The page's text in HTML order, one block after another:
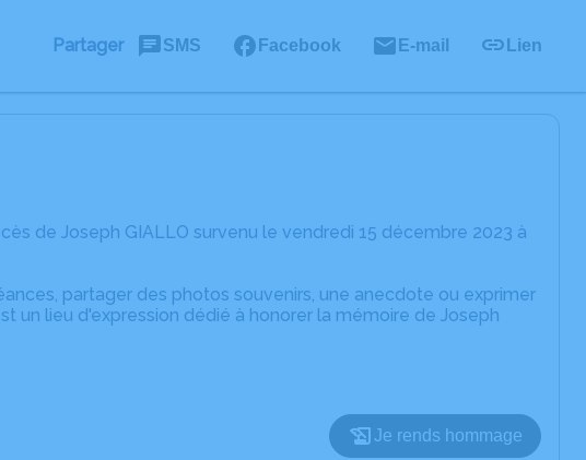
Partager SMS Facebook E-mail Lien
de Joseph GIALLO survenu le vendredi 15 décembre 2023 à
partager des photos souvenirs, une anecdote ou exprimer
un lieu d'expression dédié à honorer la mémoire de Joseph
Je rends hommage